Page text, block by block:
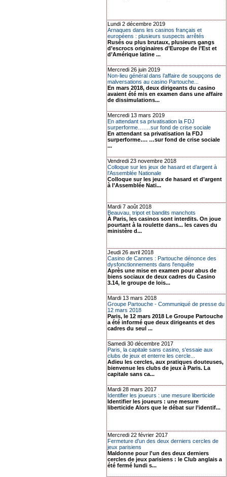
Lundi 2 décembre 2019
Arnaques dans les casinos français et
européens : plusieurs suspects arrêtés
Rusés ou plus brutaux, plusieurs gangs
d’escrocs originaires d’Europe de l’Est et
d’Amérique latine ...
Mercredi 26 juin 2019
Non-lieu général dans l’affaire de soupçons de
malversations au casino Partouche...
En mars 2018, deux dirigeants du casino
avaient été mis en examen dans une affaire
de dissimulations...
Mercredi 13 mars 2019
En attendant sa privatisation la FDJ
surperforme….…sur fond de crise sociale
En attendant sa privatisation la FDJ
surperforme…. …sur fond de crise sociale
...
Vendredi 23 novembre 2018
Colloque sur les jeux de hasard et d’argent à
l’Assemblée Nationale
Colloque sur les jeux de hasard et d’argent
à l’Assemblée Nati...
Mardi 7 août 2018
Beauvau, tripot et bandits manchots
À Paris, les casinos sont interdits. On joue
pourtant à la roulette dans... les caves du
ministère d...
Jeudi 26 avril 2018
Casino de Cannes : Partouche dénonce des
dysfonctionnements dans l'enquête
Après une mise en examen pour abus de
biens sociaux de deux cadres du Casino
3.14, le groupe de lois...
Mardi 13 mars 2018
Groupe Partouche - Communiqué de presse du
12 mars 2018
Paris, le 12 mars 2018 Le Groupe Partouche
a été informé que deux dirigeants et des
cadres du seul ...
Samedi 30 décembre 2017
Paris, la capitale sans casino, s'essaie aux
clubs de jeux et enterre les cercle...
Adieu les cercles, aux pratiques douteuses,
bienvenue les clubs de jeux à Paris. La
capitale sans ca...
Mardi 28 mars 2017
Identifier les joueurs : une mesure liberticide
Identifier les joueurs : une mesure
liberticide Alors que le débat sur l’identif...
Mercredi 22 février 2017
Fermeture d'un des deux derniers cercles de
jeux parisiens
Maldonne pour l'un des deux derniers
cercles de jeux parisiens : le Club anglais a
été fermé lundi s...